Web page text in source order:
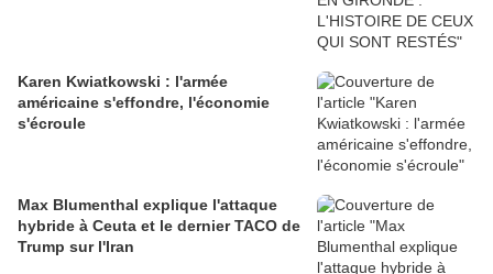
Karen Kwiatkowski : l'armée
américaine s'effondre, l'économie
s'écroule
Max Blumenthal explique l'attaque
hybride à Ceuta et le dernier TACO de
Trump sur l'Iran